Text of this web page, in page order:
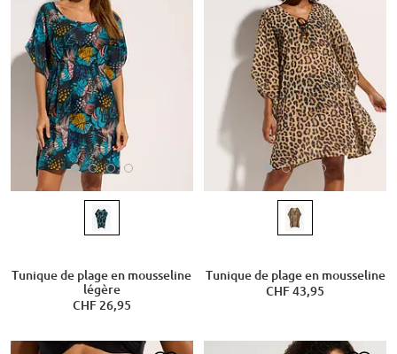
Tunique de plage en mousseline
légère
CHF 26,95
Tunique de plage en mousseline
CHF 43,95